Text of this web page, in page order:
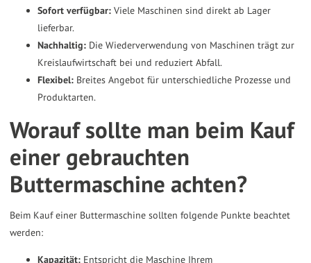
Sofort verfügbar: Viele Maschinen sind direkt ab Lager
lieferbar.
Nachhaltig: Die Wiederverwendung von Maschinen trägt zur
Kreislaufwirtschaft bei und reduziert Abfall.
Flexibel: Breites Angebot für unterschiedliche Prozesse und
Produktarten.
Worauf sollte man beim Kauf
einer gebrauchten
Buttermaschine achten?
Beim Kauf einer Buttermaschine sollten folgende Punkte beachtet
werden:
Kapazität: Entspricht die Maschine Ihrem